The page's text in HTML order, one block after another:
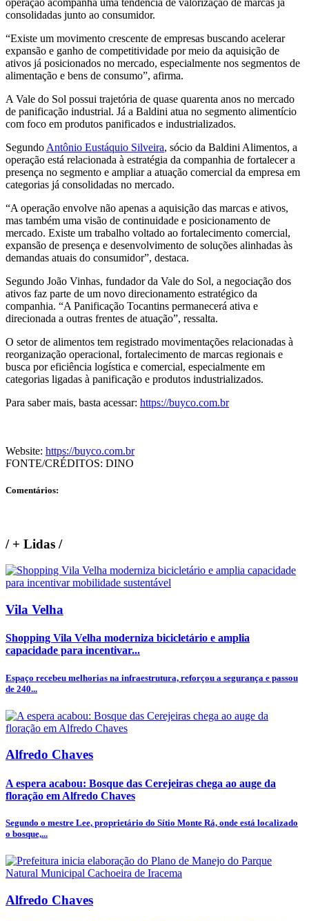
consolidadas junto ao consumidor.
“Existe um movimento crescente de empresas buscando acelerar
expansão e ganho de competitividade por meio da aquisição de
ativos já posicionados no mercado, especialmente nos segmentos de
alimentação e bens de consumo”, afirma.
A Vale do Sol possui trajetória de quase quarenta anos no mercado
de panificação industrial. Já a Baldini atua no segmento alimentício
com foco em produtos panificados e industrializados.
Segundo Antônio Eustáquio Silveira, sócio da Baldini Alimentos, a
operação está relacionada à estratégia da companhia de fortalecer a
presença no segmento e ampliar a atuação comercial da empresa em
categorias já consolidadas no mercado.
“A operação envolve não apenas a aquisição das marcas e ativos,
mas também uma visão de continuidade e posicionamento de
mercado. Existe um trabalho voltado ao fortalecimento comercial,
expansão de presença e desenvolvimento de soluções alinhadas às
demandas atuais do consumidor”, destaca.
Segundo João Vinhas, fundador da Vale do Sol, a negociação dos
ativos faz parte de um novo direcionamento estratégico da
companhia. “A Panificação Tocantins permanecerá ativa e
direcionada a outras frentes de atuação”, ressalta.
O setor de alimentos tem registrado movimentações relacionadas à
reorganização operacional, fortalecimento de marcas regionais e
busca por eficiência logística e comercial, especialmente em
categorias ligadas à panificação e produtos industrializados.
Para saber mais, basta acessar: https://buyco.com.br
Website: https://buyco.com.br
FONTE/CRÉDITOS: DINO
Comentários:
/+ Lidas /
Vila Velha
Shopping Vila Velha moderniza bicicletário e amplia
capacidade para incentivar...
Espaço recebeu melhorias na infraestrutura, reforçou a segurança e passou
de 240...
Alfredo Chaves
A espera acabou: Bosque das Cerejeiras chega ao auge da
floração em Alfredo Chaves
Segundo o mestre Lee, proprietário do Sítio Monte Rá, onde está localizado
o bosque,...
Alfredo Chaves